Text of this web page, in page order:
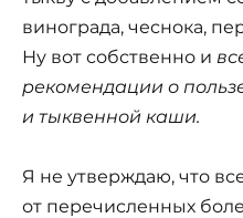
винограда, чеснока,
Ну вот собственно и
рекомендации о
и тыквенной каши.
Я не утверждаю, что
от перечисленных